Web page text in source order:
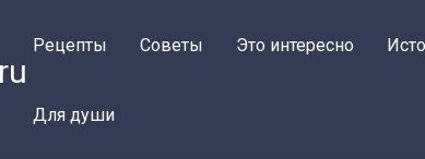
Рецепты Советы Это интересно
Для души